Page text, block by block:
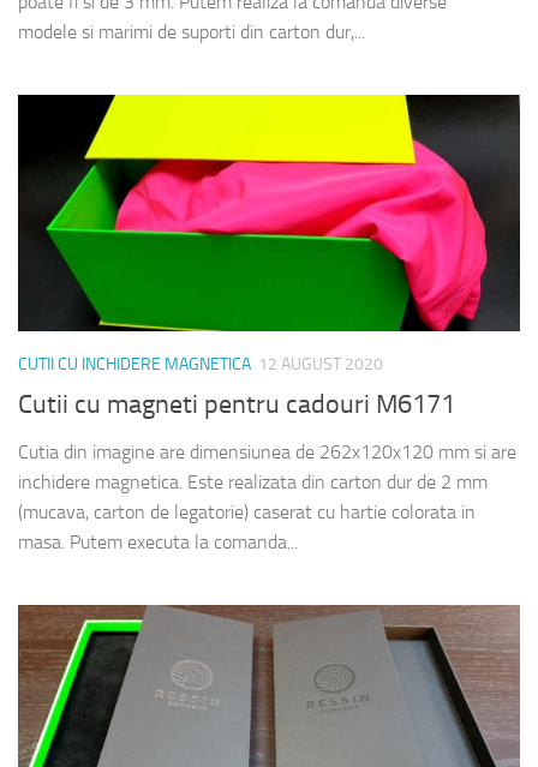
modele si marimi de suporti din carton dur,...
CUTII CU INCHIDERE MAGNETICA 12 AUGUST 2020
Cutii cu magneti pentru cadouri M6171
Cutia din imagine are dimensiunea de 262x120x120 mm si are
inchidere magnetica. Este realizata din carton dur de 2 mm
(mucava, carton de legatorie) caserat cu hartie colorata in
masa. Putem executa la comanda...